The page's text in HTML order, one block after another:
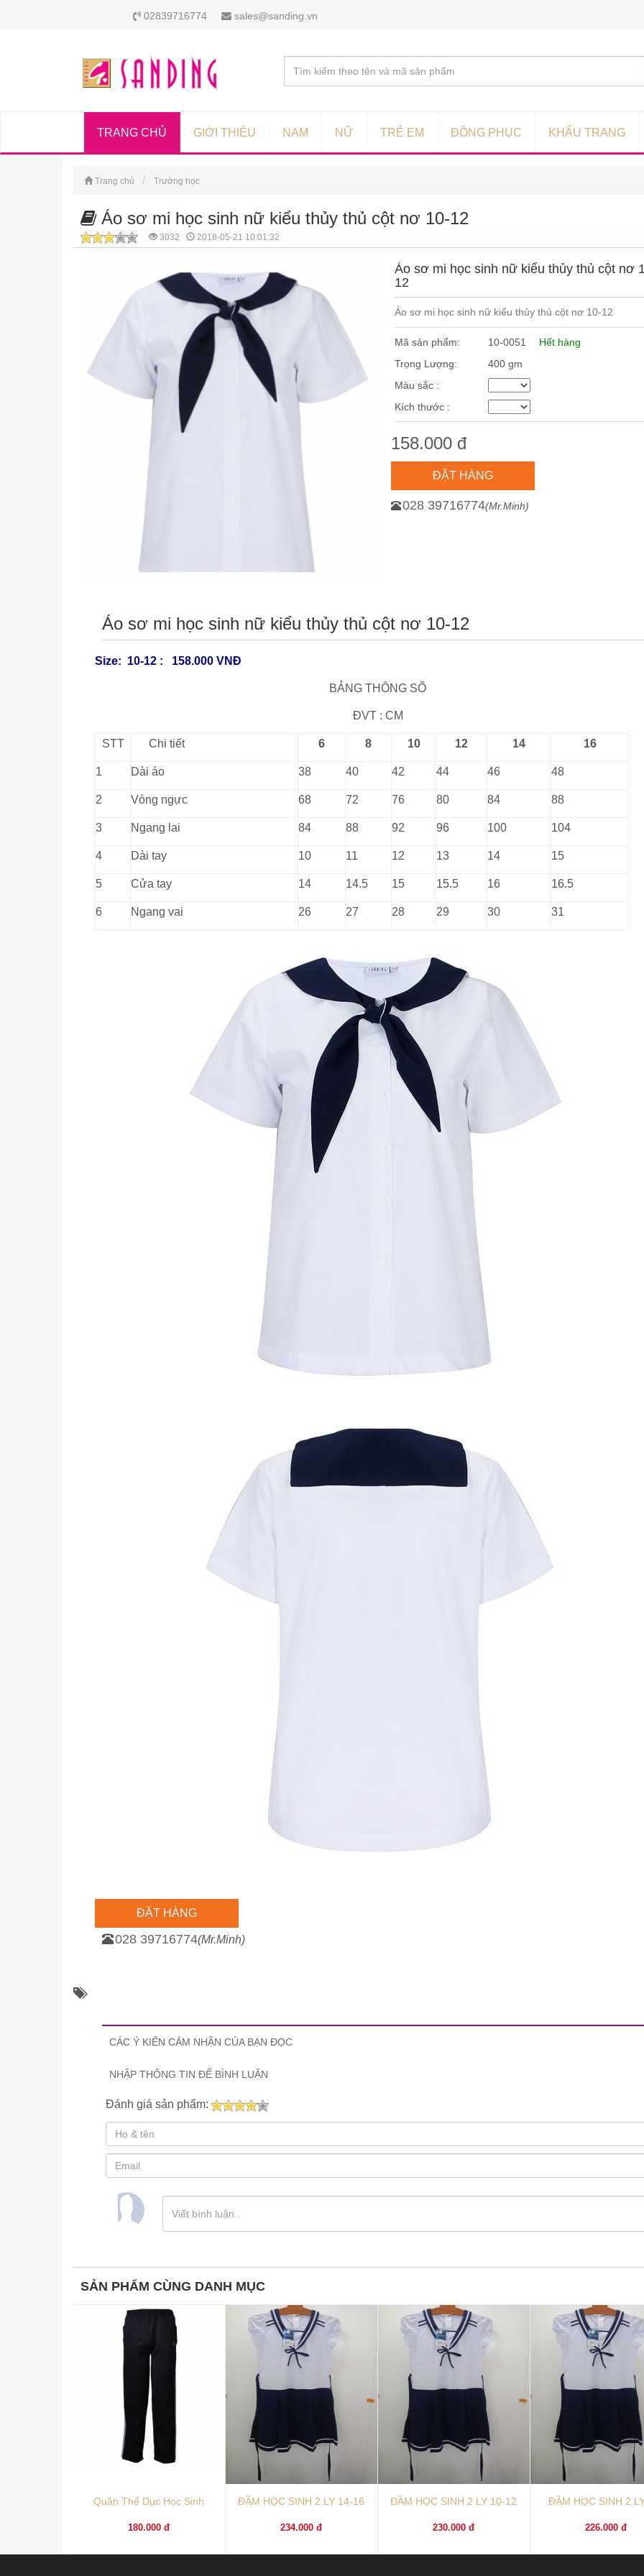
02839716774 sales@sanding.vn
TRANG CHỦ GIỚI THIỆU NAM NỮ TRẺ EM ĐỒNG PHỤC KHẨU TRANG
Trang chủ Trường học
Áo sơ mi học sinh nữ kiểu thủy thủ cột nơ 10-12
3032 2018-05-21 10:01:32
Áo sơ mi học sinh nữ kiểu thủy thủ cột nơ
12
Áo sơ mi học sinh nữ kiểu thủy thủ cột nơ 10-12
Mã sản phẩm: 10-0051
Hết hàng
Trọng Lượng:
400 gm
Màu sắc :
Kích thước :
158.000 đ
ĐẶT HÀNG
028 39716774(Mr.Minh)
Áo sơ mi học sinh nữ kiểu thủy thủ cột nơ 10-12
Size: 10-12 : 158.000 VNĐ
BẢNG THÔNG SỐ
ĐVT : CM
STT Chi tiết 6 8 10 12 14 16
1 Dài áo 38 40 42 44 46 48
2 Vòng ngực 68 72 76 80 84 88
3 Ngang lai 84 88 92 96 100 104
4 Dài tay 10 11 12 13 14 15
5 Cửa tay 14 14.5 15 15.5 16 16.5
6 Ngang vai 26 27 28 29 30 31
ĐẶT HÀNG
028 39716774(Mr.Minh)
CÁC Ý KIẾN CẢM NHẬN CỦA BẠN ĐỌC
NHẬP THÔNG TIN ĐỂ BÌNH LUẬN
Đánh giá sản phẩm:
SẢN PHẨM CÙNG DANH MỤC
Quần Thể Dục Học Sinh
180.000 đ
ĐẦM HỌC SINH 2 LY 14-16
234.000 đ
ĐẦM HỌC SINH 2 LY 10-12
230.000 đ
ĐẦM HỌC SINH 2
226.000 đ